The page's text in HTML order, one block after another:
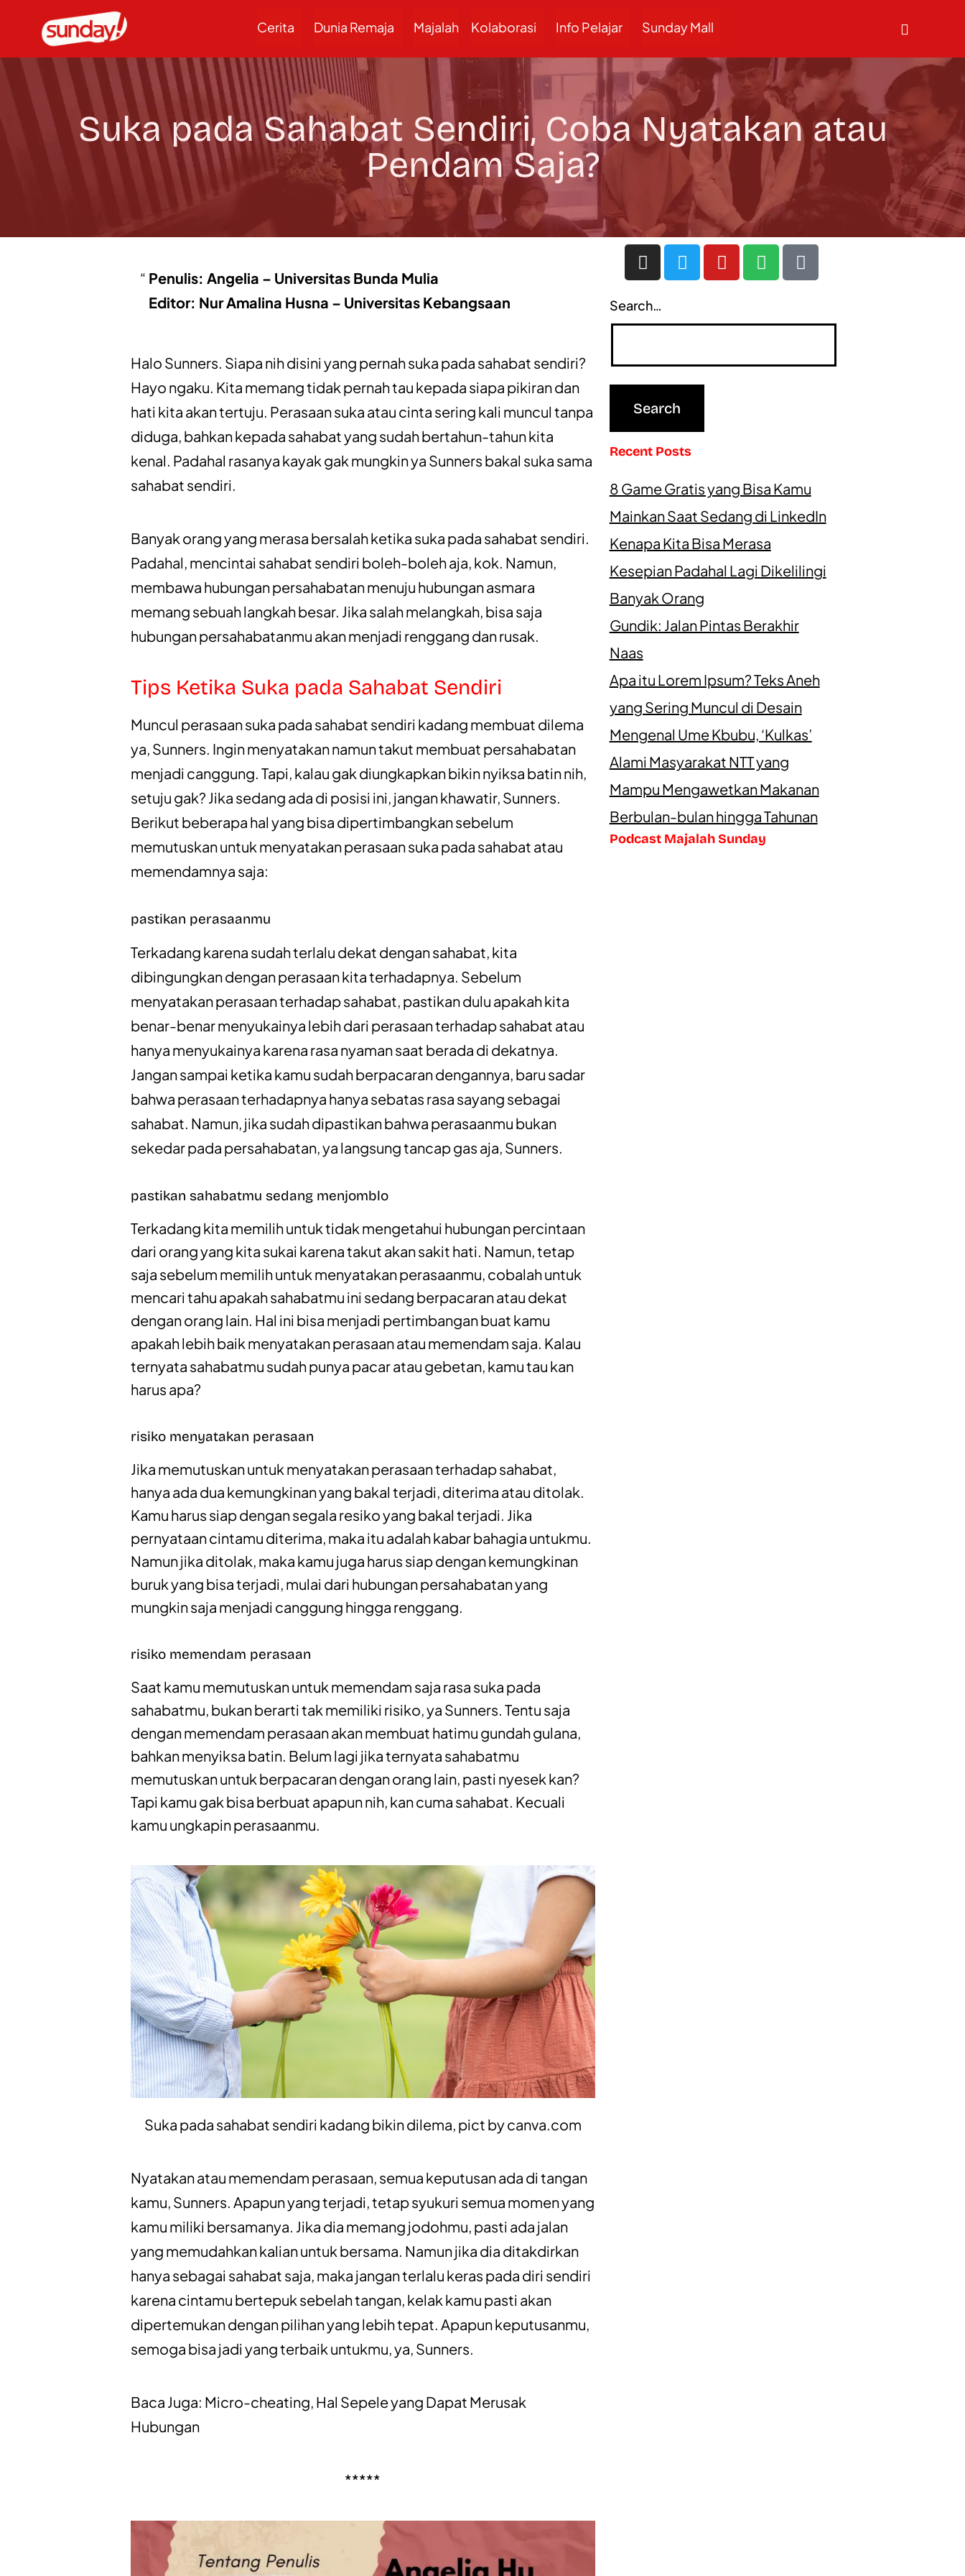
Cerita Dunia Remaja Majalah Kolaborasi Info Pelajar Sunday Mall
Suka pada Sahabat Sendiri, Coba Nyatakan atau
Pendam Saja?
Penulis: Angelia – Universitas Bunda Mulia
Editor: Nur Amalina Husna – Universitas Kebangsaan
Halo Sunners. Siapa nih disini yang pernah suka pada sahabat sendiri?
Hayo ngaku. Kita memang tidak pernah tau kepada siapa pikiran dan
hati kita akan tertuju. Perasaan suka atau cinta sering kali muncul tanpa
diduga, bahkan kepada sahabat yang sudah bertahun-tahun kita
kenal. Padahal rasanya kayak gak mungkin ya Sunners bakal suka sama
sahabat sendiri.
Banyak orang yang merasa bersalah ketika suka pada sahabat sendiri.
Padahal, mencintai sahabat sendiri boleh-boleh aja, kok. Namun,
membawa hubungan persahabatan menuju hubungan asmara
memang sebuah langkah besar. Jika salah melangkah, bisa saja
hubungan persahabatanmu akan menjadi renggang dan rusak.
Tips Ketika Suka pada Sahabat Sendiri
Muncul perasaan suka pada sahabat sendiri kadang membuat dilema
ya, Sunners. Ingin menyatakan namun takut membuat persahabatan
menjadi canggung. Tapi, kalau gak diungkapkan bikin nyiksa batin nih,
setuju gak? Jika sedang ada di posisi ini, jangan khawatir, Sunners.
Berikut beberapa hal yang bisa dipertimbangkan sebelum
memutuskan untuk menyatakan perasaan suka pada sahabat atau
memendamnya saja:
pastikan perasaanmu
Terkadang karena sudah terlalu dekat dengan sahabat, kita
dibingungkan dengan perasaan kita terhadapnya. Sebelum
menyatakan perasaan terhadap sahabat, pastikan dulu apakah kita
benar-benar menyukainya lebih dari perasaan terhadap sahabat atau
hanya menyukainya karena rasa nyaman saat berada di dekatnya.
Jangan sampai ketika kamu sudah berpacaran dengannya, baru sadar
bahwa perasaan terhadapnya hanya sebatas rasa sayang sebagai
sahabat. Namun, jika sudah dipastikan bahwa perasaanmu bukan
sekedar pada persahabatan, ya langsung tancap gas aja, Sunners.
pastikan sahabatmu sedang menjomblo
Terkadang kita memilih untuk tidak mengetahui hubungan percintaan
dari orang yang kita sukai karena takut akan sakit hati. Namun, tetap
saja sebelum memilih untuk menyatakan perasaanmu, cobalah untuk
mencari tahu apakah sahabatmu ini sedang berpacaran atau dekat
dengan orang lain. Hal ini bisa menjadi pertimbangan buat kamu
apakah lebih baik menyatakan perasaan atau memendam saja. Kalau
ternyata sahabatmu sudah punya pacar atau gebetan, kamu tau kan
harus apa?
risiko menyatakan perasaan
Jika memutuskan untuk menyatakan perasaan terhadap sahabat,
hanya ada dua kemungkinan yang bakal terjadi, diterima atau ditolak.
Kamu harus siap dengan segala resiko yang bakal terjadi. Jika
pernyataan cintamu diterima, maka itu adalah kabar bahagia untukmu.
Namun jika ditolak, maka kamu juga harus siap dengan kemungkinan
buruk yang bisa terjadi, mulai dari hubungan persahabatan yang
mungkin saja menjadi canggung hingga renggang.
risiko memendam perasaan
Saat kamu memutuskan untuk memendam saja rasa suka pada
sahabatmu, bukan berarti tak memiliki risiko, ya Sunners. Tentu saja
dengan memendam perasaan akan membuat hatimu gundah gulana,
bahkan menyiksa batin. Belum lagi jika ternyata sahabatmu
memutuskan untuk berpacaran dengan orang lain, pasti nyesek kan?
Tapi kamu gak bisa berbuat apapun nih, kan cuma sahabat. Kecuali
kamu ungkapin perasaanmu.
Suka pada sahabat sendiri kadang bikin dilema, pict bycanva.com
Nyatakan atau memendam perasaan, semua keputusan ada di tangan
kamu, Sunners. Apapun yang terjadi, tetap syukuri semua momen yang
kamu miliki bersamanya. Jika dia memang jodohmu, pasti ada jalan
yang memudahkan kalian untuk bersama. Namun jika dia ditakdirkan
hanya sebagai sahabat saja, maka jangan terlalu keras pada diri sendiri
karena cintamu bertepuk sebelah tangan, kelak kamu pasti akan
dipertemukan dengan pilihan yang lebih tepat. Apapun keputusanmu,
semoga bisa jadi yang terbaik untukmu, ya, Sunners.
Baca Juga: Micro-cheating, Hal Sepele yang Dapat Merusak
Hubungan
*****
Search…
Recent Posts
8 Game Gratis yang Bisa Kamu
Mainkan Saat Sedang di LinkedIn
Kenapa Kita Bisa Merasa
Kesepian Padahal Lagi Dikelilingi
Banyak Orang
Gundik: Jalan Pintas Berakhir
Naas
Apa itu Lorem Ipsum? Teks Aneh
yang Sering Muncul di Desain
Mengenal Ume Kbubu, ‘Kulkas’
Alami Masyarakat NTT yang
Mampu Mengawetkan Makanan
Berbulan-bulan hingga Tahunan
Podcast Majalah Sunday